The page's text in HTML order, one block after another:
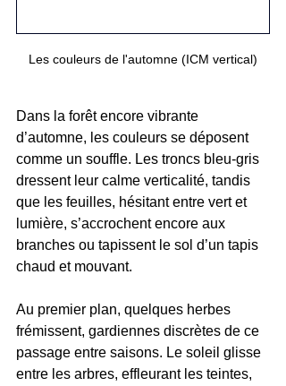
Les couleurs de l'automne (ICM vertical)
Dans la forêt encore vibrante
d’automne, les couleurs se déposent
comme un souffle. Les troncs bleu‑gris
dressent leur calme verticalité, tandis
que les feuilles, hésitant entre vert et
lumière, s’accrochent encore aux
branches ou tapissent le sol d’un tapis
chaud et mouvant.
Au premier plan, quelques herbes
frémissent, gardiennes discrètes de ce
passage entre saisons. Le soleil glisse
entre les arbres, effleurant les teintes,